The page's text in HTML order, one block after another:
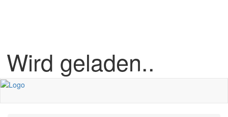
Wird geladen..